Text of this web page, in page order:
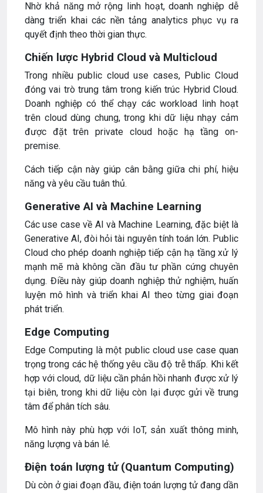
Nhờ khả năng mở rộng linh hoạt, doanh nghiệp dễ
dàng triển khai các nền tảng analytics phục vụ ra
quyết định theo thời gian thực.
Chiến lược Hybrid Cloud và Multicloud
Trong nhiều public cloud use cases, Public Cloud
đóng vai trò trung tâm trong kiến trúc Hybrid Cloud.
Doanh nghiệp có thể chạy các workload linh hoạt
trên cloud dùng chung, trong khi dữ liệu nhạy cảm
được đặt trên private cloud hoặc hạ tầng on-
premise.
Cách tiếp cận này giúp cân bằng giữa chi phí, hiệu
năng và yêu cầu tuân thủ.
Generative AI và Machine Learning
Các use case về AI và Machine Learning, đặc biệt là
Generative AI, đòi hỏi tài nguyên tính toán lớn. Public
Cloud cho phép doanh nghiệp tiếp cận hạ tầng xử lý
mạnh mẽ mà không cần đầu tư phần cứng chuyên
dụng. Điều này giúp doanh nghiệp thử nghiệm, huấn
luyện mô hình và triển khai AI theo từng giai đoạn
phát triển.
Edge Computing
Edge Computing là một public cloud use case quan
trọng trong các hệ thống yêu cầu độ trễ thấp. Khi kết
hợp với cloud, dữ liệu cần phản hồi nhanh được xử lý
tại biên, trong khi dữ liệu còn lại được gửi về trung
tâm để phân tích sâu.
Mô hình này phù hợp với IoT, sản xuất thông minh,
năng lượng và bán lẻ.
Điện toán lượng tử (Quantum Computing)
Dù còn ở giai đoạn đầu, điện toán lượng tử đang dần